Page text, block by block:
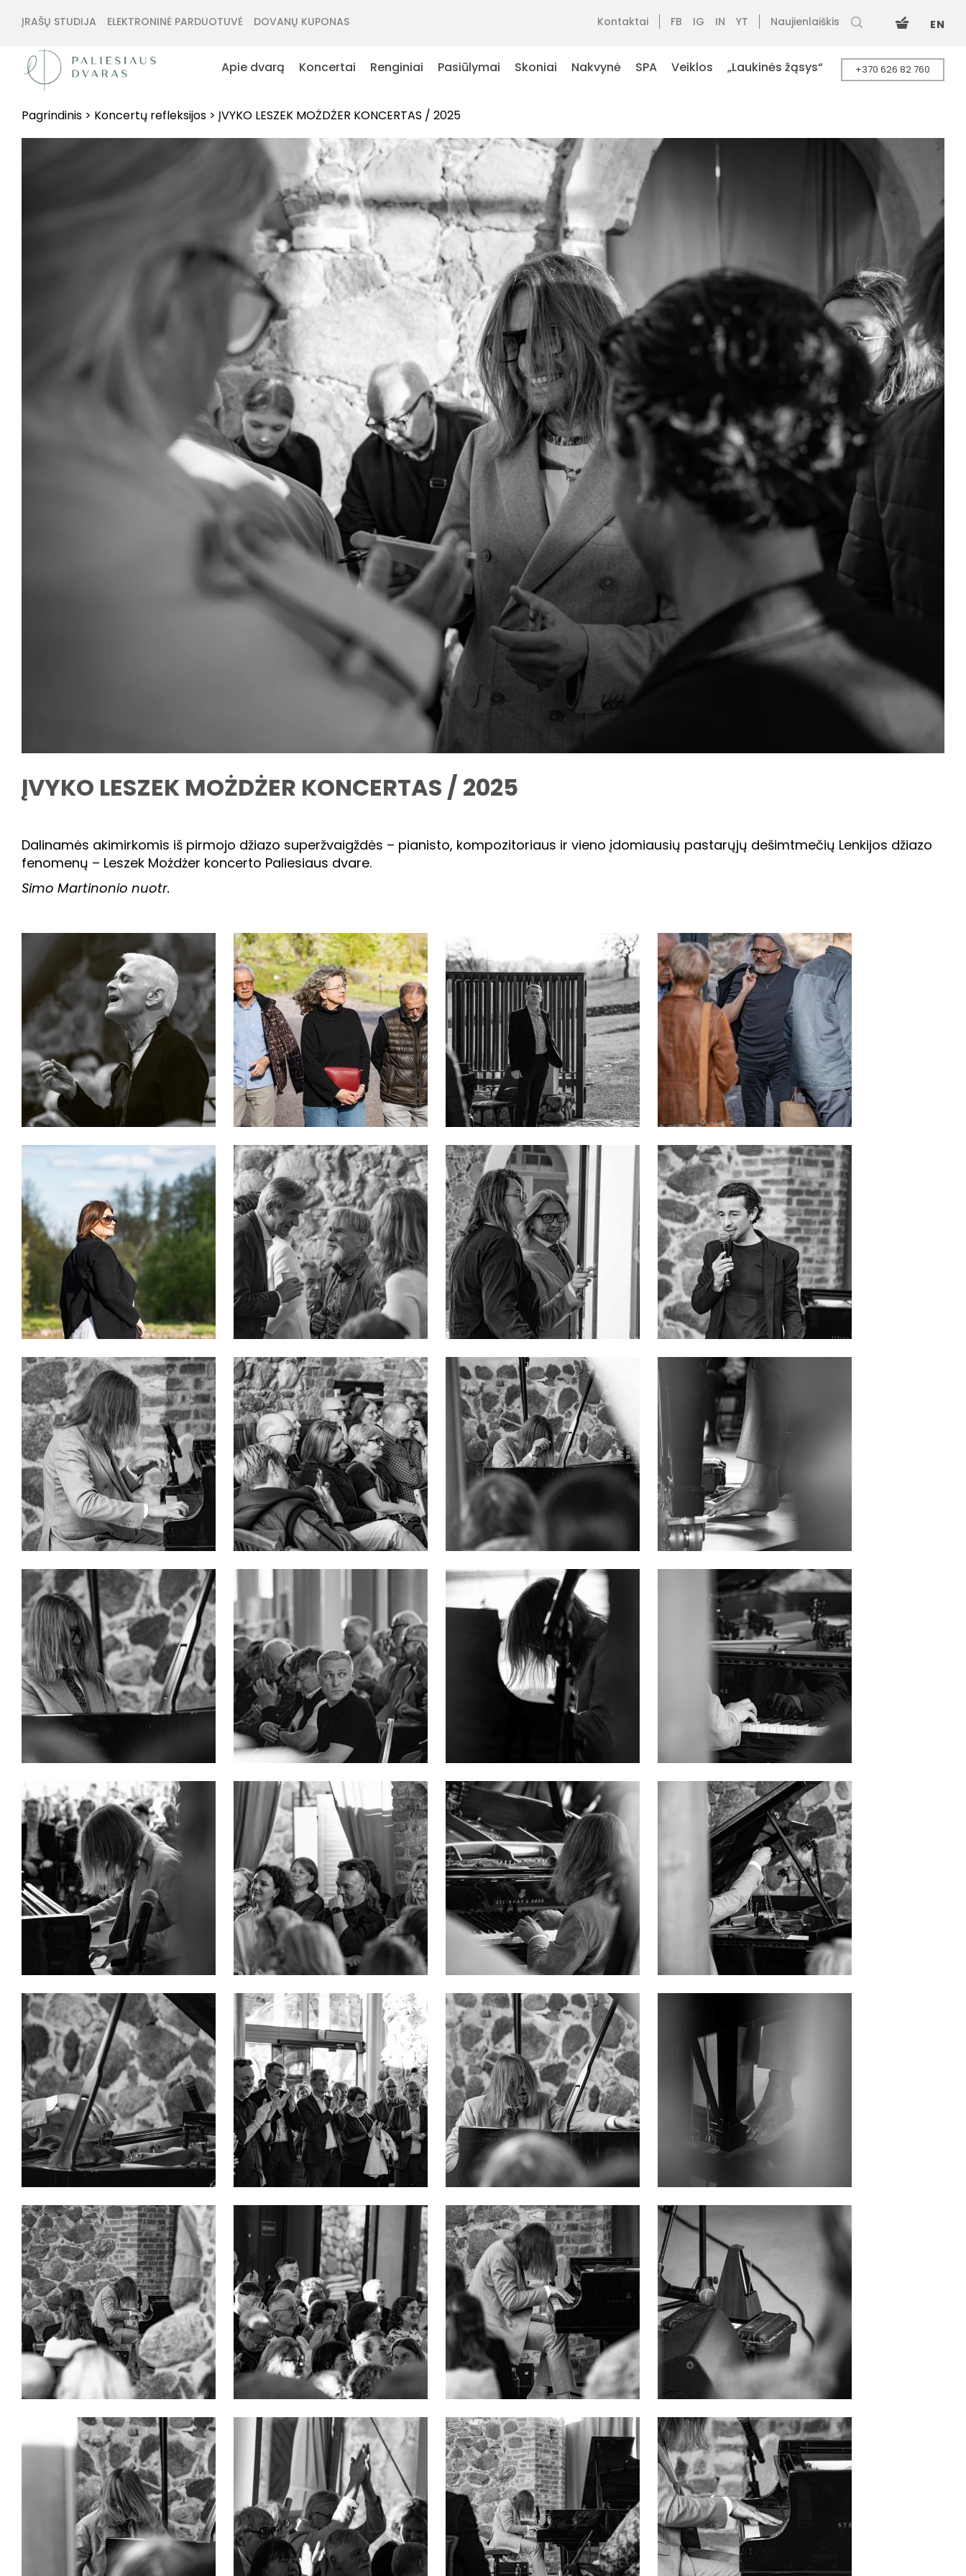
ĮRAŠŲ STUDIJA ELEKTRONINĖ PARDUOTUVĖ DOVANŲ KUPONAS Kontaktai FB IG IN YT Naujienlaiškis EN
Apie dvarą Koncertai Renginiai Pasiūlymai Skoniai Nakvynė SPA Veiklos „Laukinės žąsys“ +370 626 82 760
Pagrindinis > Koncertų refleksijos > ĮVYKO LESZEK MOŻDŻER KONCERTAS / 2025
ĮVYKO LESZEK MOŻDŻER KONCERTAS / 2025
Dalinamės akimirkomis iš pirmojo džiazo superžvaigždės – pianisto, kompozitoriaus ir vieno įdomiausių pastarųjų dešimtmečių Lenkijos džiazo
fenomenų – Leszek Możdżer koncerto Paliesiaus dvare.
Simo Martinonio nuotr.